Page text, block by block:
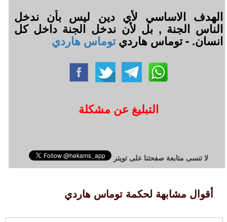
الهدف الاساسي لأي دين ليس بأن ندخل
الناس الجنة , بل لأن ندخل الجنة داخل كل
انسان. - توماس هارديتوماس هاردي
التبليغ عن مشكلة
لا تنسى متابعة صفحتنا على تويتر
أقوال مشابهة لحكمة توماس هاردي